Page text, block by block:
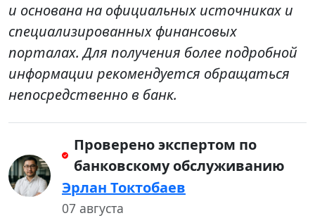
и основана на официальных источниках и
специализированных финансовых
порталах. Для получения более подробной
информации рекомендуется обращаться
непосредственно в банк.
Проверено экспертом по
банковскому обслуживанию
Эрлан Токтобаев
07 августа